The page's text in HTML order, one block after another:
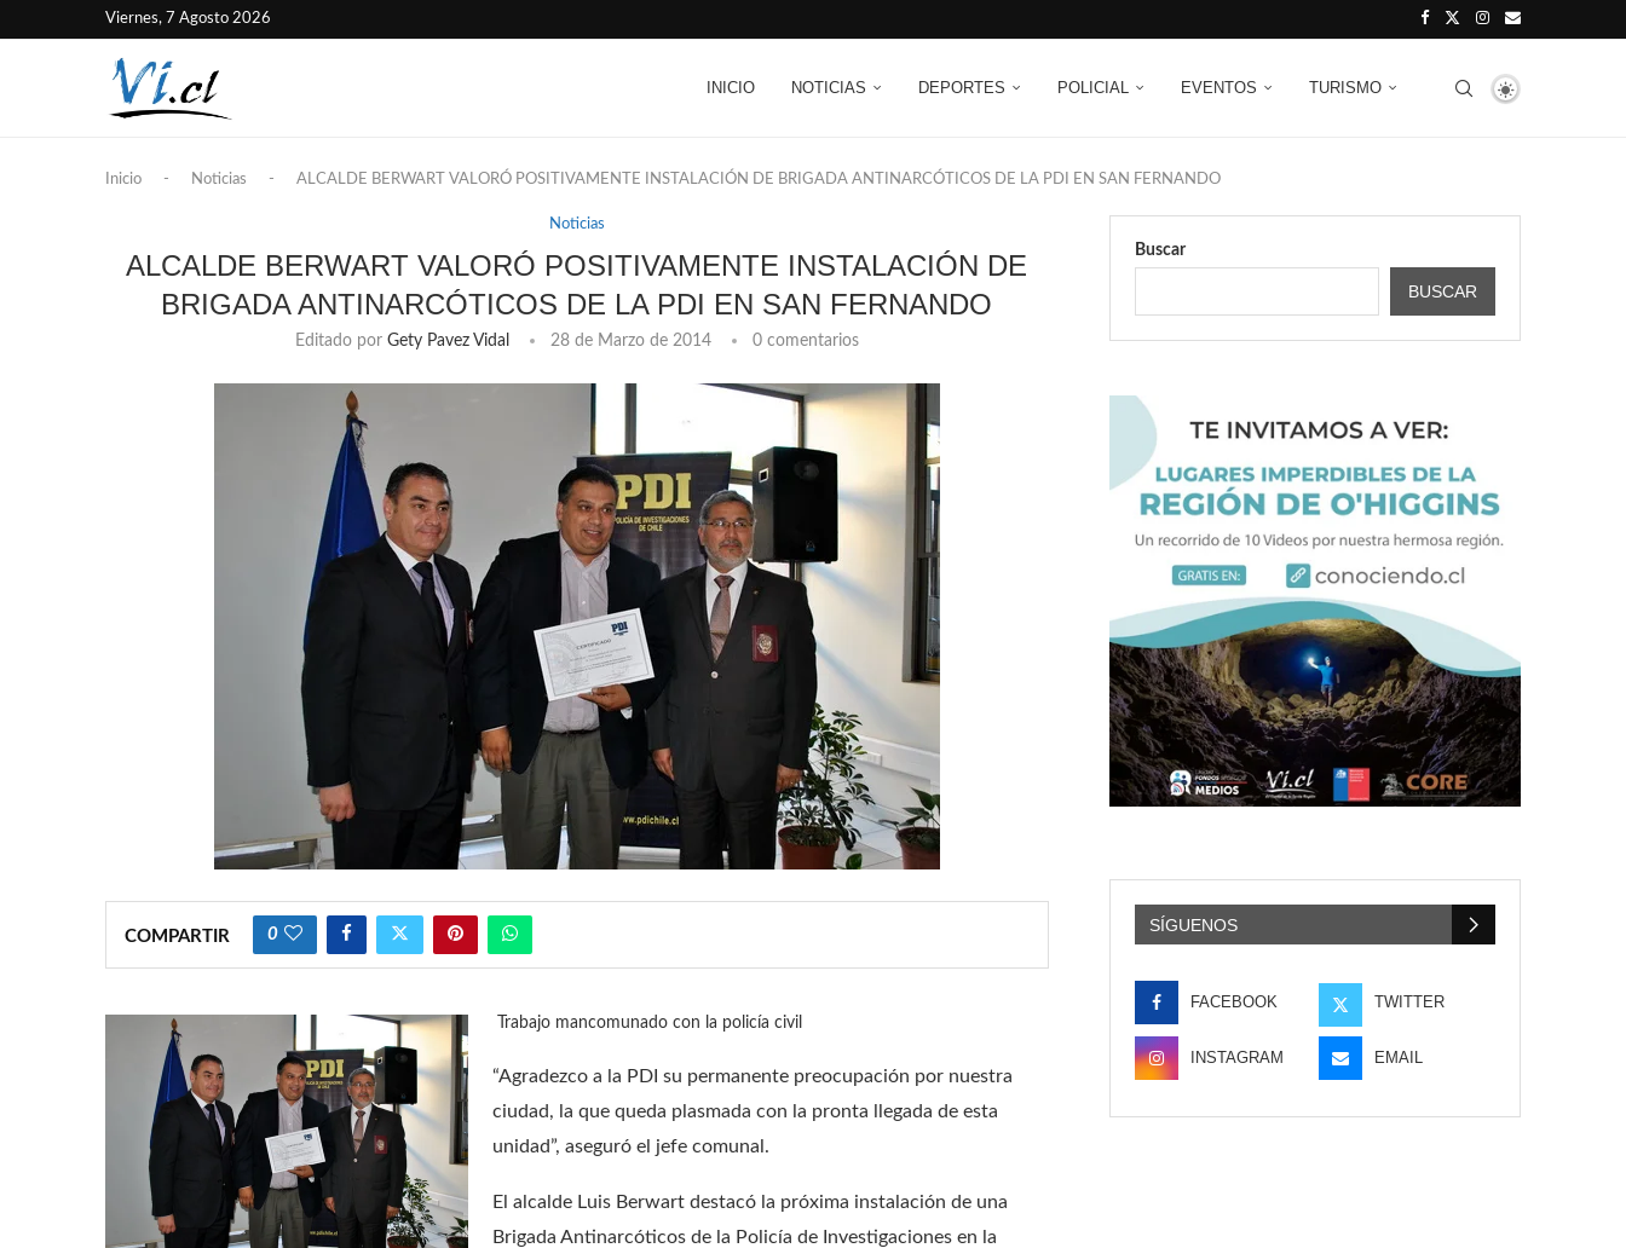
Viernes, 7 Agosto 2026
INICIO NOTICIAS DEPORTES POLICIAL EVENTOS TURISMO
Inicio - Noticias - ALCALDE BERWART VALORÓ POSITIVAMENTE INSTALACIÓN DE BRIGADA ANTINARCÓTICOS DE LA PDI EN SAN FERNANDO
Noticias
ALCALDE BERWART VALORÓ POSITIVAMENTE INSTALACIÓN DE
BRIGADA ANTINARCÓTICOS DE LA PDI EN SAN FERNANDO
Editado por Gety Pavez Vidal 28 de Marzo de 2014 0 comentarios
COMPARTIR 0
Trabajo mancomunado con la policía civil
“Agradezco a la PDI su permanente preocupación por nuestra
ciudad, la que queda plasmada con la pronta llegada de esta
unidad”, aseguró el jefe comunal.
El alcalde Luis Berwart destacó la próxima instalación de una
Brigada Antinarcóticos de la Policía de Investigaciones en la
Buscar
BUSCAR
SÍGUENOS
FACEBOOK TWITTER
INSTAGRAM EMAIL